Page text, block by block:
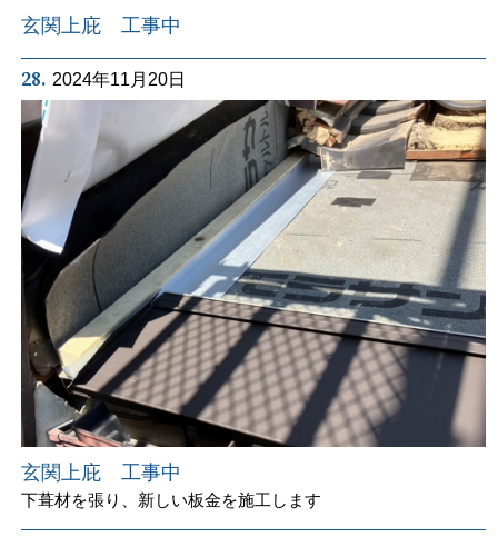
玄関上庇 工事中
28. 2024年11月20日
玄関上庇 工事中
下葺材を張り、新しい板金を施工します